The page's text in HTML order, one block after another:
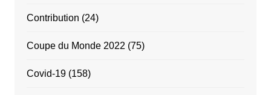
Contribution (24)
Coupe du Monde 2022 (75)
Covid-19(158)